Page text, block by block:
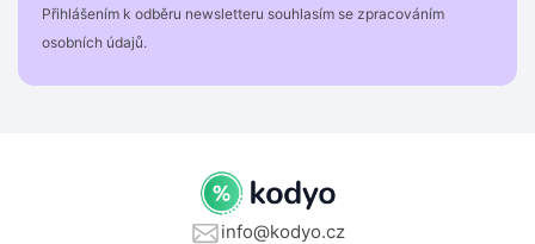
Přihlášením k odběru newsletteru souhlasím se zpracováním
osobních údajů.
info@kodyo.cz